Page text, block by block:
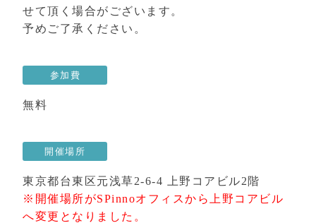
せて頂く場合がございます。
予めご了承ください。
参加費
無料
開催場所
東京都台東区元浅草2-6-4 上野コアビル2階
※開催場所がSPinnoオフィスから上野コアビル
へ変更となりました。